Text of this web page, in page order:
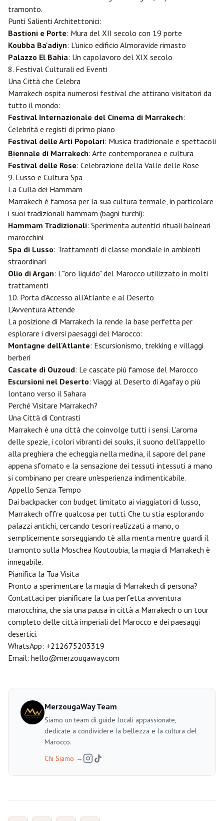
tramonto.
Punti Salienti Architettonici:
Bastioni e Porte: Mura del XII secolo con 19 porte
Koubba Ba'adiyn: L'unico edificio Almoravide rimasto
Palazzo El Bahia: Un capolavoro del XIX secolo
8. Festival Culturali ed Eventi
Una Città che Celebra
Marrakech ospita numerosi festival che attirano visitatori da
tutto il mondo:
Festival Internazionale del Cinema di Marrakech:
Celebrità e registi di primo piano
Festival delle Arti Popolari: Musica tradizionale e spettacoli
Biennale di Marrakech: Arte contemporanea e cultura
Festival delle Rose: Celebrazione della Valle delle Rose
9. Lusso e Cultura Spa
La Culla dei Hammam
Marrakech è famosa per la sua cultura termale, in particolare
i suoi tradizionali hammam (bagni turchi):
Hammam Tradizionali: Sperimenta autentici rituali balneari
marocchini
Spa di Lusso: Trattamenti di classe mondiale in ambienti
straordinari
Olio di Argan: L'"oro liquido" del Marocco utilizzato in molti
trattamenti
10. Porta d'Accesso all'Atlante e al Deserto
L'Avventura Attende
La posizione di Marrakech la rende la base perfetta per
esplorare i diversi paesaggi del Marocco:
Montagne dell'Atlante: Escursionismo, trekking e villaggi
berberi
Cascate di Ouzoud: Le cascate più famose del Marocco
Escursioni nel Deserto: Viaggi al Deserto di Agafay o più
lontano verso il Sahara
Perché Visitare Marrakech?
Una Città di Contrasti
Marrakech è una città che coinvolge tutti i sensi. L'aroma
delle spezie, i colori vibranti dei souks, il suono dell'appello
alla preghiera che echeggia nella medina, il sapore del pane
appena sfornato e la sensazione dei tessuti intessuti a mano
si combinano per creare un'esperienza indimenticabile.
Appello Senza Tempo
Dai backpacker con budget limitato ai viaggiatori di lusso,
Marrakech offre qualcosa per tutti. Che tu stia esplorando
palazzi antichi, cercando tesori realizzati a mano, o
semplicemente sorseggiando tè alla menta mentre guardi il
tramonto sulla Moschea Koutoubia, la magia di Marrakech è
innegabile.
Pianifica la Tua Visita
Pronto a sperimentare la magia di Marrakech di persona?
Contattaci per pianificare la tua perfetta avventura
marocchina, che sia una pausa in città a Marrakech o un tour
completo delle città imperiali del Marocco e dei paesaggi
desertici.
WhatsApp: +212675203319
Email: hello@merzougaway.com
MerzougaWay Team
Siamo un team di guide locali appassionate,
dedicate a condividere la bellezza e la cultura del
Marocco.
Chi Siamo →